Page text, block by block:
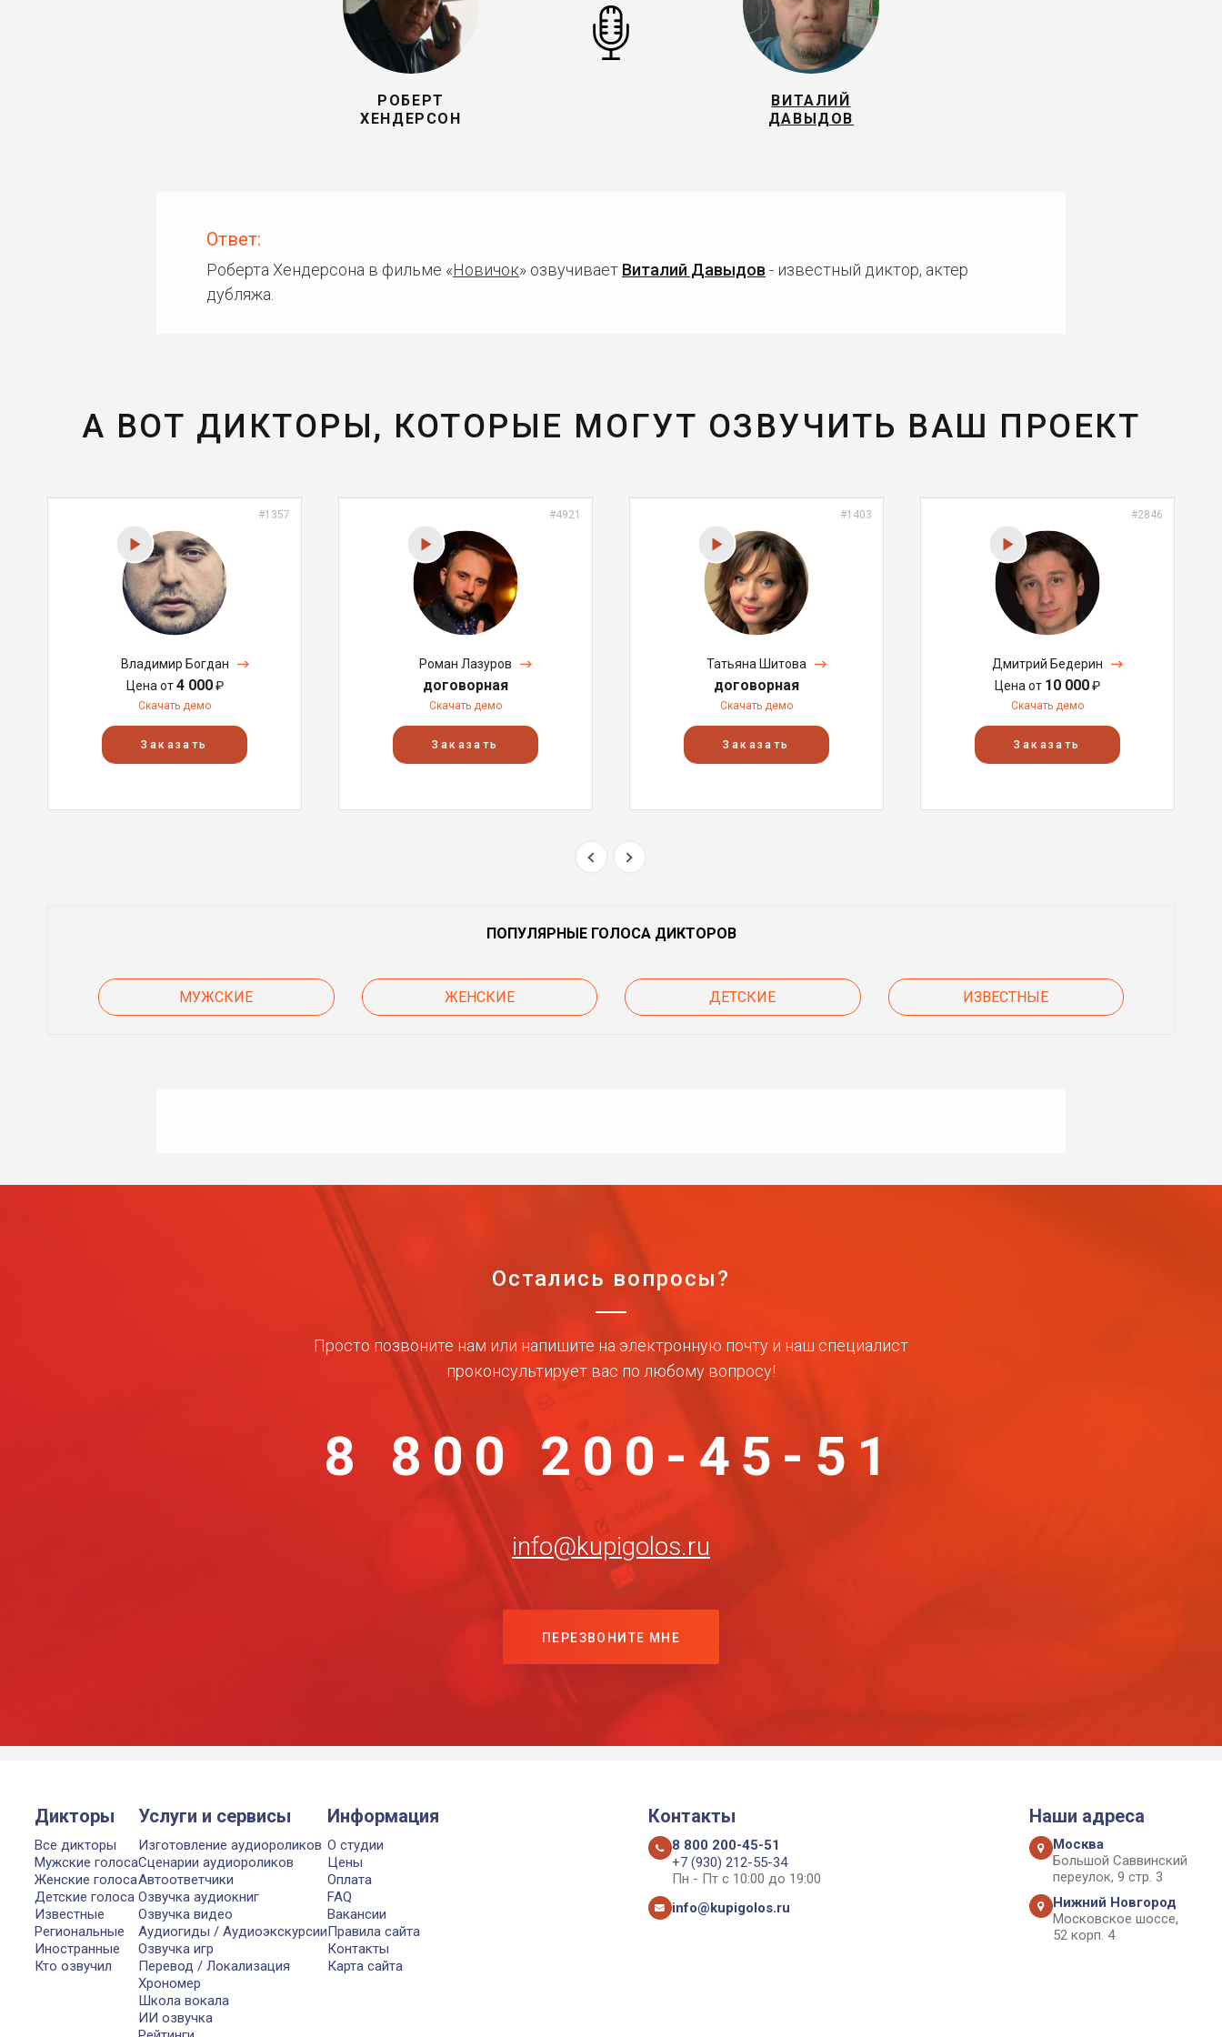
РОБЕРТ
ХЕНДЕРСОН
ВИТАЛИЙ
ДАВЫДОВ
Ответ:
Роберта Хендерсона в фильме «Новичок» озвучивает Виталий Давыдов - известный диктор, актер
дубляжа.
А ВОТ ДИКТОРЫ, КОТОРЫЕ МОГУТ ОЗВУЧИТЬ ВАШ ПРОЕКТ
#1357
Владимир Богдан
Цена от4 000₽
Скачать демо
Заказать
#4921
Роман Лазуров
договорная
Скачать демо
Заказать
#1403
Татьяна Шитова
договорная
Скачать демо
Заказать
#2846
Дмитрий Бедерин
Цена от 10 000₽
Скачать демо
Заказать
ПОПУЛЯРНЫЕ ГОЛОСА ДИКТОРОВ
МУЖСКИЕ ЖЕНСКИЕ ДЕТСКИЕ ИЗВЕСТНЫЕ
Остались вопросы?
Просто позвоните нам или напишите на электронную почту и наш специалист
проконсультирует вас по любому вопросу!
8 800 200-45-51
info@kupigolos.ru
ПЕРЕЗВОНИТЕ МНЕ
Дикторы
Все дикторы
Мужские голоса
Женские голоса
Детские голоса
Известные
Региональные
Иностранные
Кто озвучил
Услуги и сервисы
Изготовление аудиороликов
Сценарии аудиороликов
Автоответчики
Озвучка аудиокниг
Озвучка видео
Аудиогиды / Аудиоэкскурсии
Озвучка игр
Перевод / Локализация
Хрономер
Школа вокала
ИИ озвучка
Информация
О студии
Цены
Оплата
FAQ
Вакансии
Правила сайта
Контакты
Карта сайта
Контакты
8 800 200-45-51
+7 (930) 212-55-34
Пн - Пт с 10:00 до 19:00
info@kupigolos.ru
Наши адреса
Москва
Большой Саввинский
переулок, 9 стр. 3
Нижний Новгород
Московское шоссе,
52 корп. 4